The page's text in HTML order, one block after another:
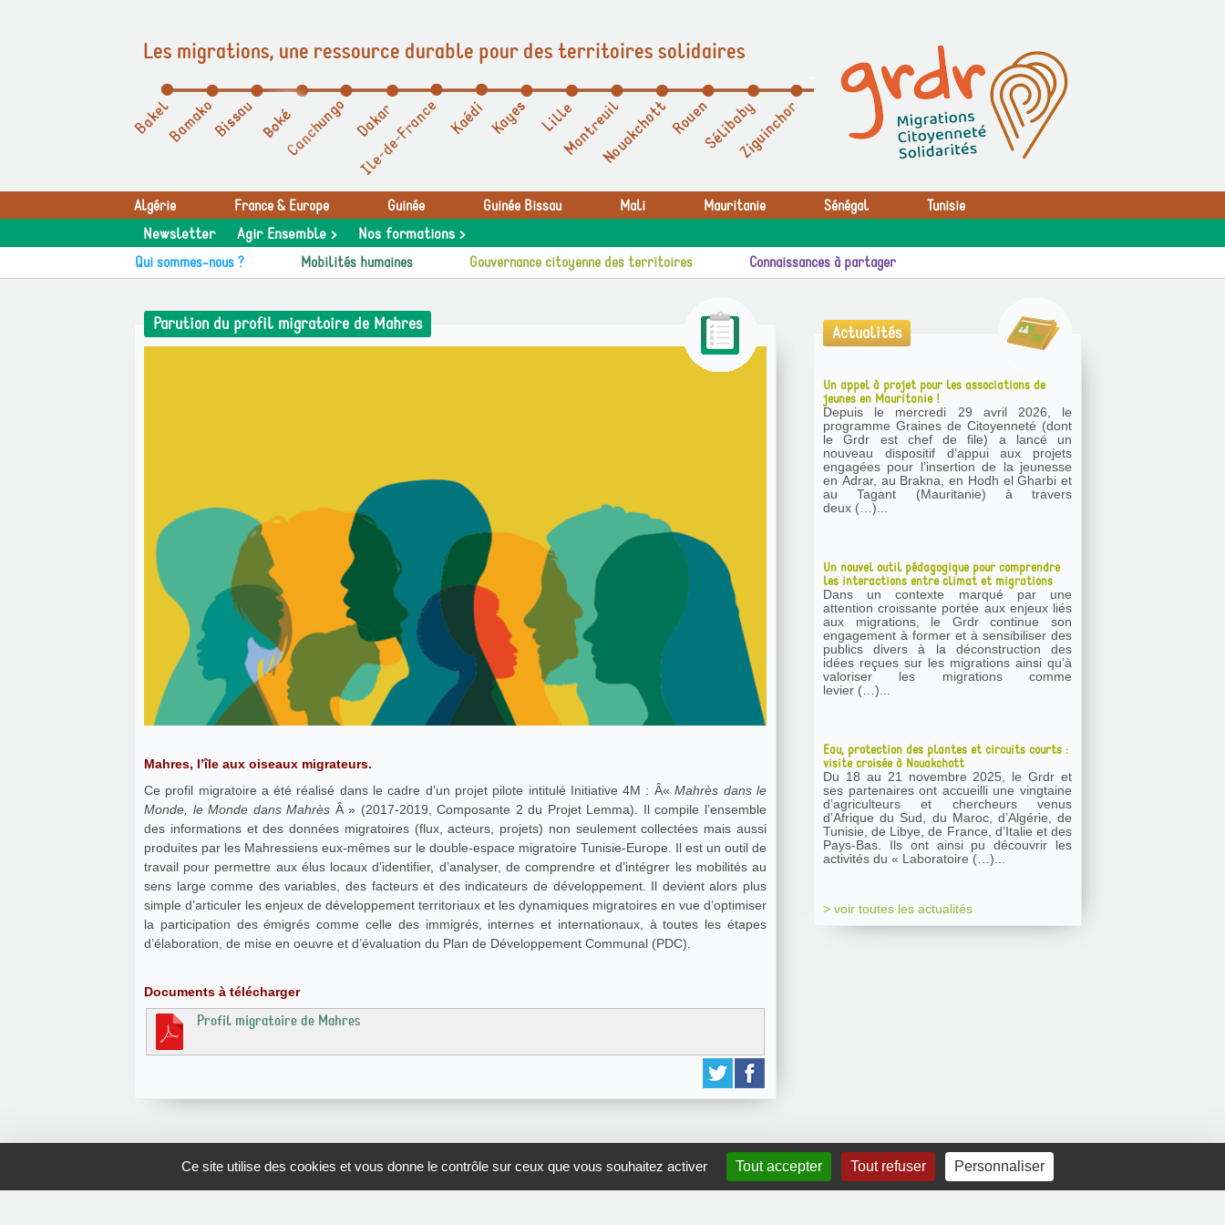
Ce site utilise des cookies et vous donne le contrôle sur ceux que vous souhaitez activer Tout accepter Tout refuser Personnaliser
Les migrations, une ressource durable pour des territoires solidaires
Algérie France & Europe Guinée Guinée Bissau Mali Mauritanie Sénégal Tunisie
Newsletter Agir Ensemble > Nos formations >
Qui sommes-nous ? Mobilités humaines Gouvernance citoyenne des territoires Connaissances à partager
Parution du profil migratoire de Mahres
Mahres, l’île aux oiseaux migrateurs.
Ce profil migratoire a été réalisé dans le cadre d’un projet pilote intitulé Initiative 4M : Â« Mahrès dans le
Monde, le Monde dans Mahrès Â » (2017-2019, Composante 2 du Projet Lemma). Il compile l’ensemble
des informations et des données migratoires (flux, acteurs, projets) non seulement collectées mais aussi
produites par les Mahressiens eux-mêmes sur le double-espace migratoire Tunisie-Europe. Il est un outil de
travail pour permettre aux élus locaux d’identifier, d’analyser, de comprendre et d’intégrer les mobilités au
sens large comme des variables, des facteurs et des indicateurs de développement. Il devient alors plus
simple d’articuler les enjeux de développement territoriaux et les dynamiques migratoires en vue d’optimiser
la participation des émigrés comme celle des immigrés, internes et internationaux, à toutes les étapes
d’élaboration, de mise en oeuvre et d’évaluation du Plan de Développement Communal (PDC).
Documents à télécharger
Profil migratoire de Mahres
Actualités
Un appel à projet pour les associations de
jeunes en Mauritanie !
Depuis le mercredi 29 avril 2026, le
programme Graines de Citoyenneté (dont
le Grdr est chef de file) a lancé un
nouveau dispositif d’appui aux projets
engagées pour l’insertion de la jeunesse
en Adrar, au Brakna, en Hodh el Gharbi et
au Tagant (Mauritanie) à travers
deux (…)...
Un nouvel outil pédagogique pour comprendre
les interactions entre climat et migrations
Dans un contexte marqué par une
attention croissante portée aux enjeux liés
aux migrations, le Grdr continue son
engagement à former et à sensibiliser des
publics divers à la déconstruction des
idées reçues sur les migrations ainsi qu’à
valoriser les migrations comme
levier (…)...
Eau, protection des plantes et circuits courts :
visite croisée à Nouakchott
Du 18 au 21 novembre 2025, le Grdr et
ses partenaires ont accueilli une vingtaine
d’agriculteurs et chercheurs venus
d’Afrique du Sud, du Maroc, d’Algérie, de
Tunisie, de Libye, de France, d’Italie et des
Pays-Bas. Ils ont ainsi pu découvrir les
activités du « Laboratoire (…)...
> voir toutes les actualités
GRDR Copyright 2010 | |Plan du site|Mentions légales|Contact